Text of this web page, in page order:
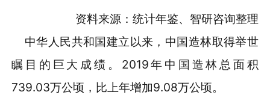
资料来源：统计年鉴、智研咨询整理
中华人民共和国建立以来，中国造林取得举世
瞩目的巨大成绩。2019年中国造林总面积
739.03万公顷，比上年增加9.08万公顷。